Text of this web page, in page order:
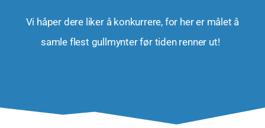
Vi håper dere liker å konkurrere, for her er målet å
samle flest gullmynter før tiden renner ut!